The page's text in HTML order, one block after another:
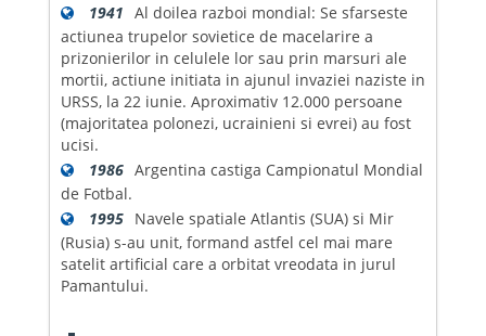
1941 Al doilea razboi mondial: Se sfarseste
actiunea trupelor sovietice de macelarire a
prizonierilor in celulele lor sau prin marsuri ale
mortii, actiune initiata in ajunul invaziei naziste in
URSS, la 22 iunie. Aproximativ 12.000 persoane
(majoritatea polonezi, ucrainieni si evrei) au fost
ucisi.
1986 Argentina castiga Campionatul Mondial
de Fotbal.
1995 Navele spatiale Atlantis (SUA) si Mir
(Rusia) s-au unit, formand astfel cel mai mare
satelit artificial care a orbitat vreodata in jurul
Pamantului.